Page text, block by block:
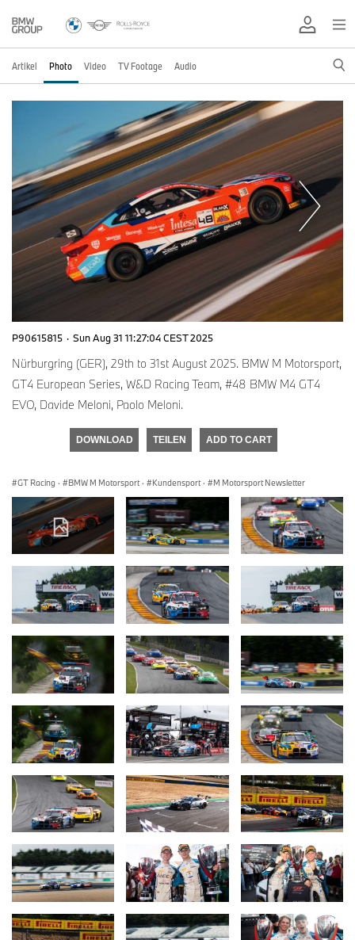
Artikel Photo Video TV Footage Audio
P90615815 · Sun Aug 31 11:27:04 CEST 2025
Nürburgring (GER), 29th to 31st August 2025. BMW M Motorsport,
GT4 European Series, W&D Racing Team, #48 BMW M4 GT4
EVO, Davide Meloni, Paolo Meloni.
DOWNLOAD TEILEN ADD TO CART
GT Racing · BMW M Motorsport · Kundensport · M Motorsport Newsletter